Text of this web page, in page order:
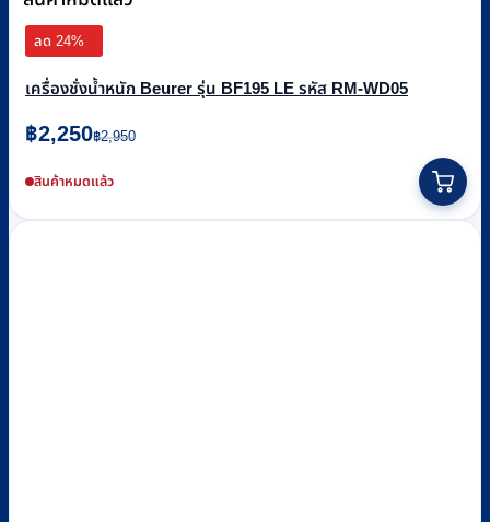
ลด 24%
เครื่องชั่งน้ำหนัก Beurer รุ่น BF195 LE รหัส RM-WD05
฿2,950
Original
price
was:
฿2,250
Current
price
is:สินค้าหมดแล้ว